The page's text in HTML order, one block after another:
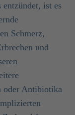
entzündet, ist es
Schmerz,
und
oder Antibiotika